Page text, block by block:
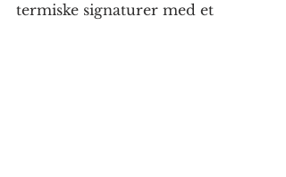
termiske signaturer med et